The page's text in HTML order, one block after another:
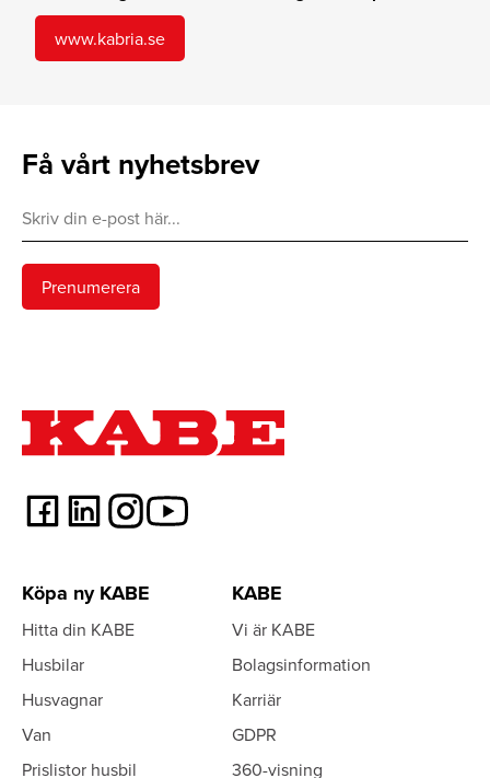
www.kabria.se
Få vårt nyhetsbrev
Köpa ny KABE
Hitta din KABE
Husbilar
Husvagnar
Van
Prislistor husbil
KABE
Vi är KABE
Bolagsinformation
Karriär
GDPR
360-visning